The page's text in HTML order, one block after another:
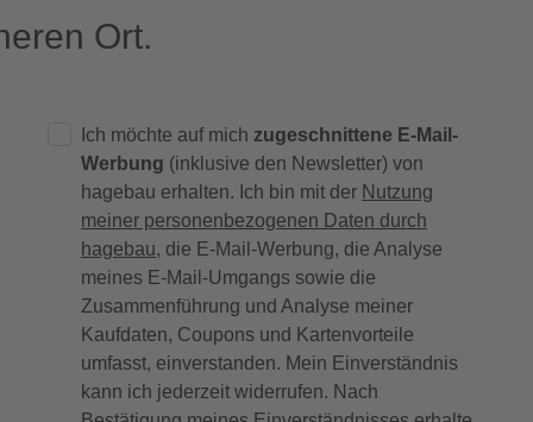
Ort.
Ich möchte auf mich zugeschnittene E-Mail-
Werbung (inklusive den Newsletter) von
hagebau erhalten. Ich bin mit der Nutzung
meiner personenbezogenen Daten durch
hagebau, die E-Mail-Werbung, die Analyse
meines E-Mail-Umgangs sowie die
Zusammenführung und Analyse meiner
Kaufdaten, Coupons und Kartenvorteile
umfasst, einverstanden. Mein Einverständnis
kann ich jederzeit widerrufen. Nach